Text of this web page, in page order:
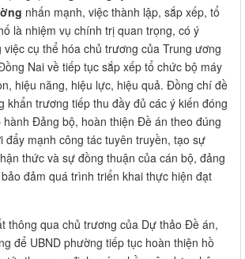
nhấn mạnh, việc thành lập, sắp xếp, tổ
là nhiệm vụ chính trị quan trọng, có ý
việc cụ thể hóa chủ trương của Trung ương
Nai về tiếp tục sắp xếp tổ chức bộ máy
hiệu năng, hiệu lực, hiệu quả. Đồng chí đề
khẩn trương tiếp thu đầy đủ các ý kiến đóng
hành Đảng bộ, hoàn thiện Đề án theo đúng
đẩy mạnh công tác tuyên truyền, tạo sự
thức và sự đồng thuận của cán bộ, đảng
đảm quá trình triển khai thực hiện đạt
thông qua chủ trương của Dự thảo Đề án,
để UBND phường tiếp tục hoàn thiện hồ